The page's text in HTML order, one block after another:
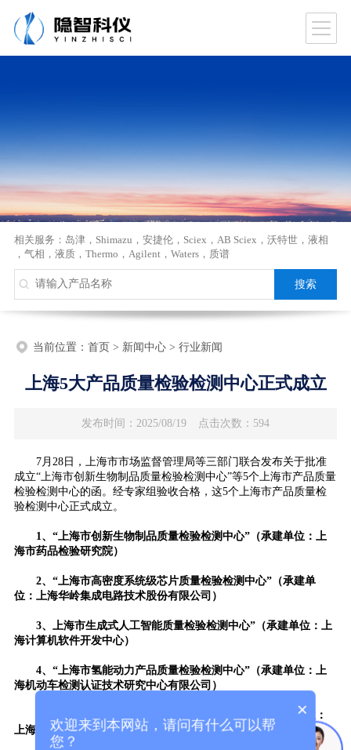
相关服务： 岛津， Shimazu ， 安捷伦， Sciex ， AB Sciex ， 沃特世， 液相
， 气相 ， 液质， Thermo ， Agilent ， Waters， 质谱
当前位置： 首页> 新闻中心> 行业新闻
上海5大产品质量检验检测中心正式成立
发布时间：2025/08/19 点击次数：594
7月28日，上海市市场监督管理局等三部门联合发布关于批准
成立“上海市创新生物制品质量检验检测中心”等5个上海市产品质量
检验检测中心的函。经专家组验收合格，这5个上海市产品质量检
验检测中心正式成立。
1、 “上海市创新生物制品质量检验检测中心”（承建单位：上
海市药品检验研究院）
2、 “上海市高密度系统级芯片质量检验检测中心”（承建单
位：上海华岭集成电路技术股份有限公司）
3、 上海市生成式人工智能质量检验检测中心”（承建单位：上
海计算机软件开发中心）
4、 “上海市氢能动力产品质量检验检测中心”（承建单位：上
海机动车检测认证技术研究中心有限公司）
“上海市营养与健康食品质量检验检测中心”（承建单位：
上海市质量监督检验技术研究院有限公司）
×
欢迎来到本网站，请问有什么可以帮
您？